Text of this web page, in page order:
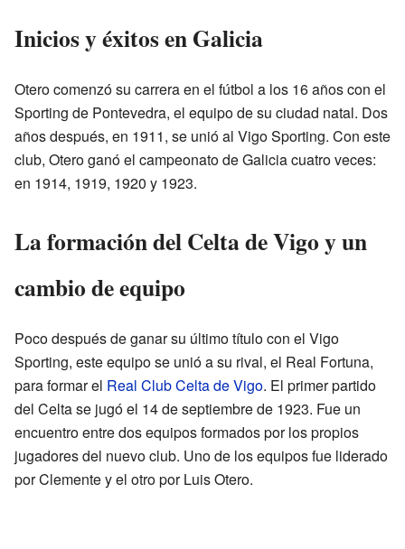
Inicios y éxitos en Galicia
Otero comenzó su carrera en el fútbol a los 16 años con el
Sporting de Pontevedra, el equipo de su ciudad natal. Dos
años después, en 1911, se unió al Vigo Sporting. Con este
club, Otero ganó el campeonato de Galicia cuatro veces:
en 1914, 1919, 1920 y 1923.
La formación del Celta de Vigo y un
cambio de equipo
Poco después de ganar su último título con el Vigo
Sporting, este equipo se unió a su rival, el Real Fortuna,
para formar el Real Club Celta de Vigo. El primer partido
del Celta se jugó el 14 de septiembre de 1923. Fue un
encuentro entre dos equipos formados por los propios
jugadores del nuevo club. Uno de los equipos fue liderado
por Clemente y el otro por Luis Otero.